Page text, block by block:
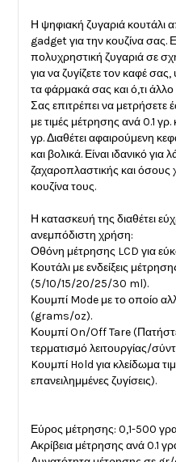
Η ψηφιακή ζυγαριά κουτάλι
gadget για την κουζίνα σας.
πολυχρηστική ζυγαριά σε
για να ζυγίζετε τον καφέ
τα φάρμακά σας και ό,τι άλλο
Σας επιτρέπει να
με τιμές μέτρησης ανά 0.1
γρ. Διαθέτει αφαιρούμενη
και βολικά. Είναι ιδανικό για
ζαχαροπλαστικής και όσους
κουζίνα τους.
Η κατασκευή της διαθέτει
ανεμπόδιστη χρήση:
Οθόνη μέτρησης LCD για
Κουτάλι με ενδείξεις
(5/10/15/20/25/30 ml).
Κουμπί Mode με το οποίο
(grams/oz).
Κουμπί On/Off Tare
τερματισμό λειτουργίας/
Kουμπί Hold για κλείδωμα
επανειλημμένες ζυγίσεις).
Εύρος μέτρησης: 0,1-500
Ακρίβεια μέτρησης ανά 0.1